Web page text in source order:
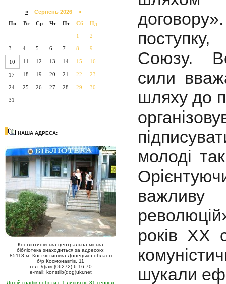
«Серпень 2026 »
Пн
Вт Ср Чт Пт Сб Нд
1 2
3 4 5 6 7 8 9
10 11 12 13 14 15 16
17 18 19 20 21 22 23
24 25 26 27 28 29 30
31
НАША АДРЕСА:
Костянтинівська центральна міська
бібліотека знаходиться за адресою:
85113 м. Костянтинівка Донецької області
б/р Космонавтів, 11
тел. /факс(06272) 6-16-70
e-mail: konstlib(dog)ukr.net
Літній графік роботи с 1 липня по 31 серпня:
Союзу.
сили
шляху до
молоді
років ХХ
шукали